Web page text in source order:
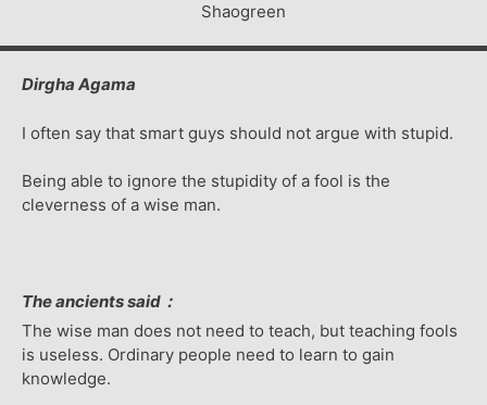
Shaogreen
Dirgha Agama
I often say that smart guys should not argue with stupid.
Being able to ignore the stupidity of a fool is the
cleverness of a wise man.
The ancients said：
The wise man does not need to teach, but teaching fools
is useless. Ordinary people need to learn to gain
knowledge.